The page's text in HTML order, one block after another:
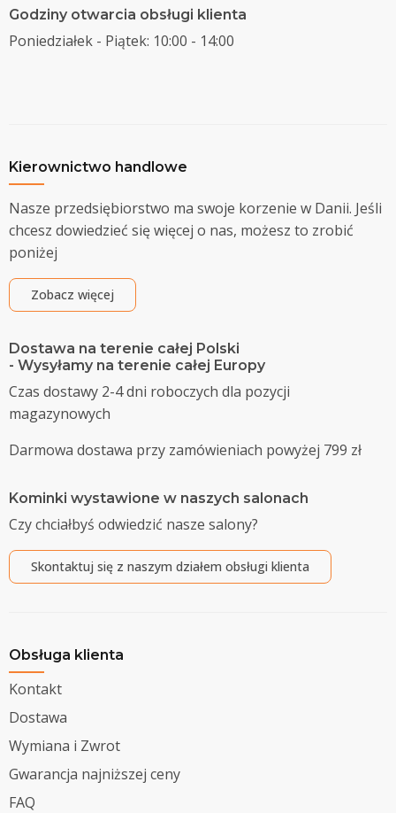
Godziny otwarcia obsługi klienta
Poniedziałek - Piątek: 10:00 - 14:00
Kierownictwo handlowe
Nasze przedsiębiorstwo ma swoje korzenie w Danii. Jeśli
chcesz dowiedzieć się więcej o nas, możesz to zrobić
poniżej
Zobacz więcej
Dostawa na terenie całej Polski
- Wysyłamy na terenie całej Europy
Czas dostawy 2-4 dni roboczych dla pozycji
magazynowych
Darmowa dostawa przy zamówieniach powyżej 799 zł
Kominki wystawione w naszych salonach
Czy chciałbyś odwiedzić nasze salony?
Skontaktuj się z naszym działem obsługi klienta
Obsługa klienta
Kontakt
Dostawa
Wymiana i Zwrot
Gwarancja najniższej ceny
FAQ